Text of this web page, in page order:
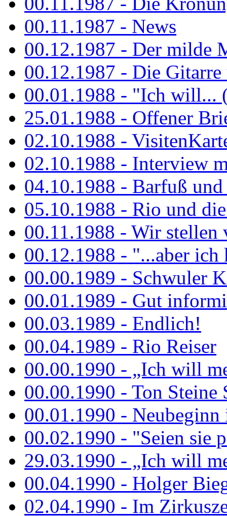
00.11.1987 - News
00.12.1987 - Der milde
00.12.1987 - Die Gitarre
00.01.1988 - "Ich will...
25.01.1988 - Offener
02.10.1988 -
02.10.1988 - Interview
04.10.1988 - Barfuß und
05.10.1988 - Rio und
00.11.1988 - Wir stellen
00.12.1988 - "...aber ich
00.00.1989 - Schwuler
00.01.1989 - Gut
00.03.1989 - Endlich!
00.04.1989 - Rio Reiser
00.00.1990 - „Ich will
00.00.1990 - Ton Steine
00.01.1990 -
00.02.1990 - "Seien sie
29.03.1990 - „Ich will
00.04.1990 - Holger
02.04.1990 - Im